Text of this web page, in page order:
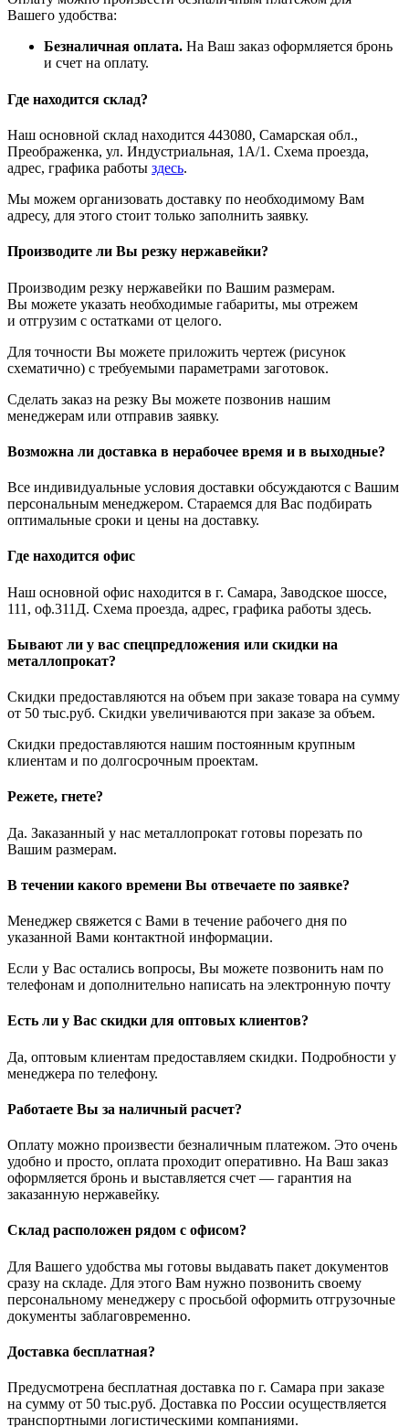
Вашего удобства:
Безналичная оплата. На Ваш заказ оформляется бронь
и счет на оплату.
Где находится склад?
Наш основной склад находится 443080, Самарская обл.,
Преображенка, ул. Индустриальная, 1А/1. Схема проезда,
адрес, графика работы здесь.
Мы можем организовать доставку по необходимому Вам
адресу, для этого стоит только заполнить заявку.
Производите ли Вы резку нержавейки?
Производим резку нержавейки по Вашим размерам.
Вы можете указать необходимые габариты, мы отрежем
и отгрузим с остатками от целого.
Для точности Вы можете приложить чертеж (рисунок
схематично) с требуемыми параметрами заготовок.
Сделать заказ на резку Вы можете позвонив нашим
менеджерам или отправив заявку.
Возможна ли доставка в нерабочее время и в выходные?
Все индивидуальные условия доставки обсуждаются с Вашим
персональным менеджером. Стараемся для Вас подбирать
оптимальные сроки и цены на доставку.
Где находится офис
Наш основной офис находится в г. Самара, Заводское шоссе,
111, оф.311Д. Схема проезда, адрес, графика работы здесь.
Бывают ли у вас спецпредложения или скидки на
металлопрокат?
Скидки предоставляются на объем при заказе товара на сумму
от 50 тыс.руб. Скидки увеличиваются при заказе за объем.
Скидки предоставляются нашим постоянным крупным
клиентам и по долгосрочным проектам.
Режете, гнете?
Да. Заказанный у нас металлопрокат готовы порезать по
Вашим размерам.
В течении какого времени Вы отвечаете по заявке?
Менеджер свяжется с Вами в течение рабочего дня по
указанной Вами контактной информации.
Если у Вас остались вопросы, Вы можете позвонить нам по
телефонам и дополнительно написать на электронную почту
Есть ли у Вас скидки для оптовых клиентов?
Да, оптовым клиентам предоставляем скидки. Подробности у
менеджера по телефону.
Работаете Вы за наличный расчет?
Оплату можно произвести безналичным платежом. Это очень
удобно и просто, оплата проходит оперативно. На Ваш заказ
оформляется бронь и выставляется счет — гарантия на
заказанную нержавейку.
Склад расположен рядом с офисом?
Для Вашего удобства мы готовы выдавать пакет документов
сразу на складе. Для этого Вам нужно позвонить своему
персональному менеджеру с просьбой оформить отгрузочные
документы заблаговременно.
Доставка бесплатная?
Предусмотрена бесплатная доставка по г. Самара при заказе
на сумму от 50 тыс.руб. Доставка по России осуществляется
транспортными логистическими компаниями.